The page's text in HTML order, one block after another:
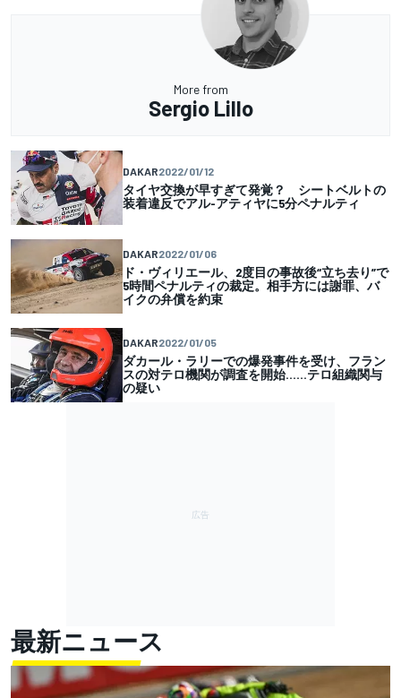
More from
Sergio Lillo
DAKAR2022/01/12
タイヤ交換が早すぎて発覚？ シートベルトの
装着違反でアル-アティヤに5分ペナルティ
DAKAR2022/01/06
ド・ヴィリエール、2度目の事故後“立ち去り”で
5時間ペナルティの裁定。相手方には謝罪、バ
イクの弁償を約束
DAKAR2022/01/05
ダカール・ラリーでの爆発事件を受け、フラン
スの対テロ機関が調査を開始……テロ組織関与
の疑い
最新ニュース